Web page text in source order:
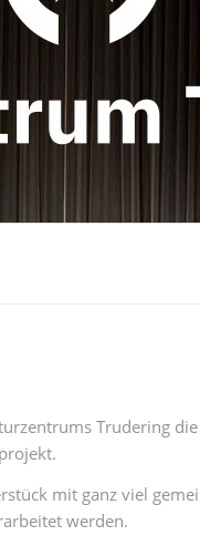
Trudering
mit ganz viel
werden.